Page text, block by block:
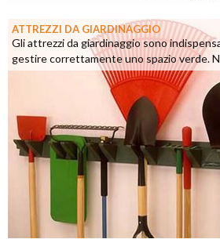
ATTREZZI DA GIARDINAGGIO
Gli attrezzi da giardinaggio sono
gestire correttamente uno spazio verde.